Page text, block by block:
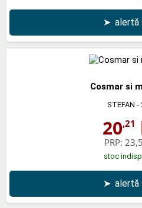
➤ alertă
Cosmar si
STEFAN -
20,21
PRP:
stoc
➤ alertă